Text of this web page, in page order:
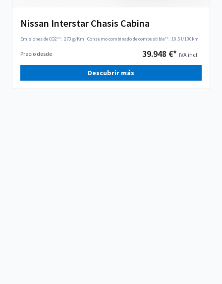
Nissan Interstar Chasis Cabina
Emisiones de CO2**: 273 g/Km ·Consumo combinado de combustible**: 10.5 l/100km
Precio desde 39.948 €* IVA incl.
Descubrir más